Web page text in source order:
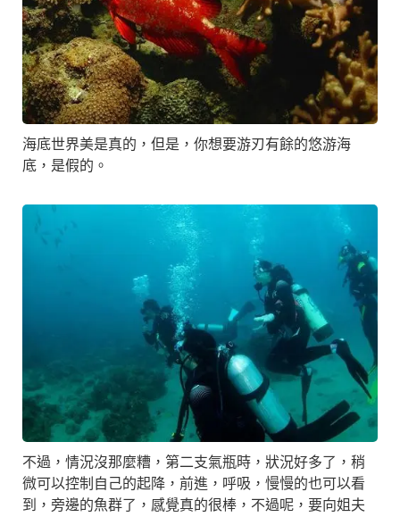
海底世界美是真的，但是，你想要游刃有餘的悠游海
底，是假的。
不過，情況沒那麼糟，第二支氣瓶時，狀況好多了，稍
微可以控制自己的起降，前進，呼吸，慢慢的也可以看
到，旁邊的魚群了，感覺真的很棒，不過呢，要向姐夫